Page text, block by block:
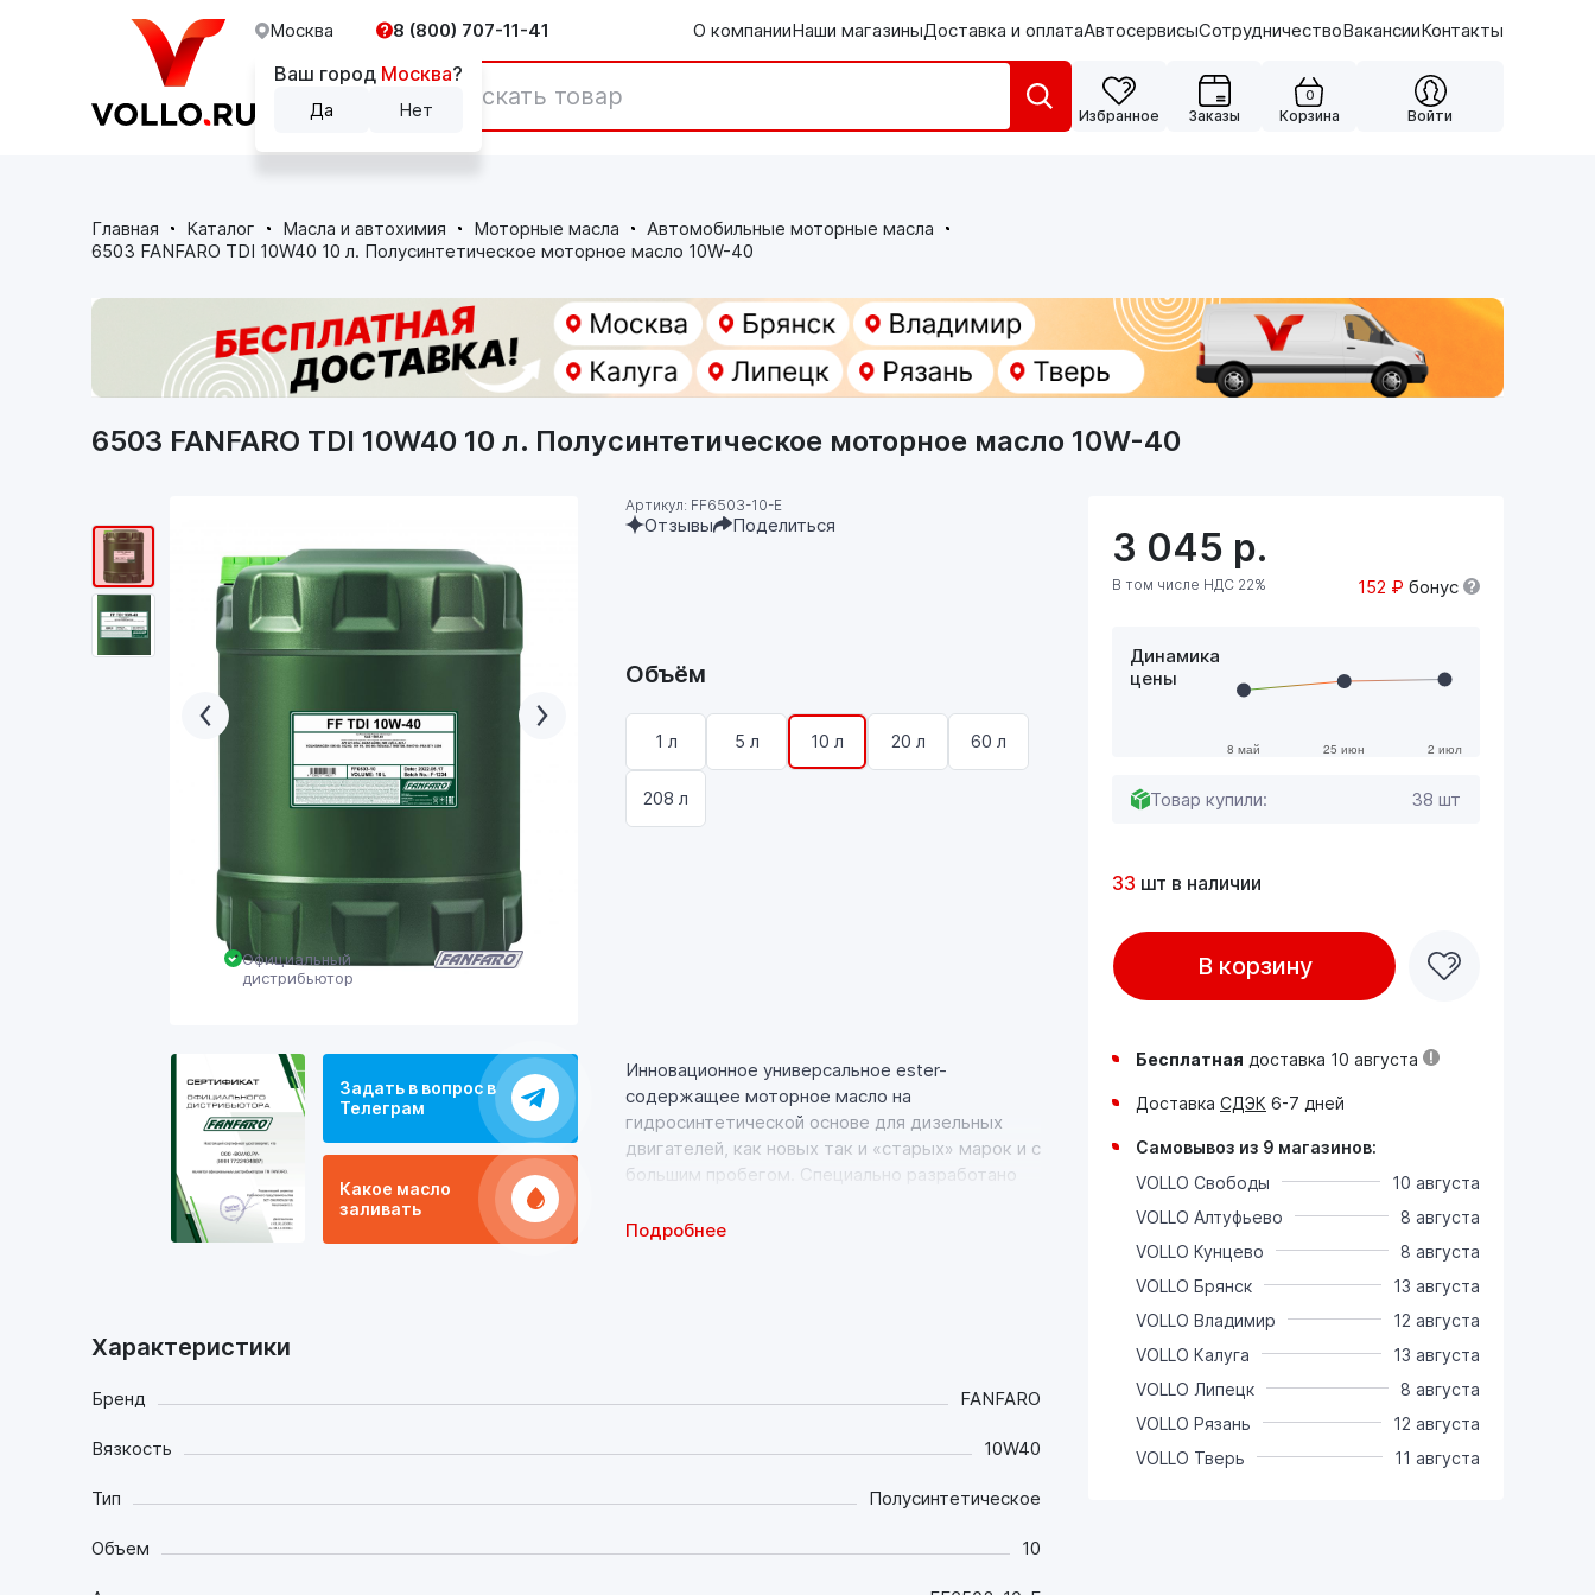
Москва
Ваш город Москва?
Да Нет
8 (800) 707-11-41 О компанииНаши магазиныДоставка и оплатаАвтосервисыСотрудничествоВакансииКонтакты
Каталог
Избранное Заказы
0
Корзина Войти
Главная Каталог Масла и автохимия Моторные масла
Автомобильные моторные масла
6503 FANFARO TDI 10W40 10 л. Полусинтетическое моторное масло 10W-40
Официальный
дистрибьютор
Задать в вопрос в
Телеграм
Какое масло
заливать
6503 FANFARO TDI 10W40 10 л. Полусинтетическое моторное масло 10W-40
Артикул: FF6503-10-E
Отзывы Поделиться
Объём
1 л 5 л 10 л 20 л 60 л
208 л
Инновационное универсальное ester-
содержащее моторное масло на
гидросинтетической основе для дизельных
двигателей, как новых так и «старых» марок и с
большим пробегом. Специально разработано
городском режиме, в режиме трассы, а также
бездорожью, в гору, движении с прицепом,
максимальной загрузке) и при высоких
температурах окружающей среды:
Подробнее
Характеристики
Бренд FANFARO
Вязкость 10W40
Тип Полусинтетическое
Объем 10
3 045 р.
В том числе НДС 22% 152 ₽ бонус
Динамика
цены
Товар купили: 38 шт
33 шт в наличии
В корзину
Бесплатная доставка 10 августа
Доставка СДЭК 6-7 дней
Самовывоз из 9 магазинов:
VOLLO Свободы
10 августа
VOLLO Алтуфьево
8 августа
VOLLO Кунцево
8 августа
VOLLO Брянск
13 августа
VOLLO Владимир
12 августа
VOLLO Калуга
13 августа
VOLLO Липецк
8 августа
VOLLO Рязань
12 августа
VOLLO Тверь
11 августа